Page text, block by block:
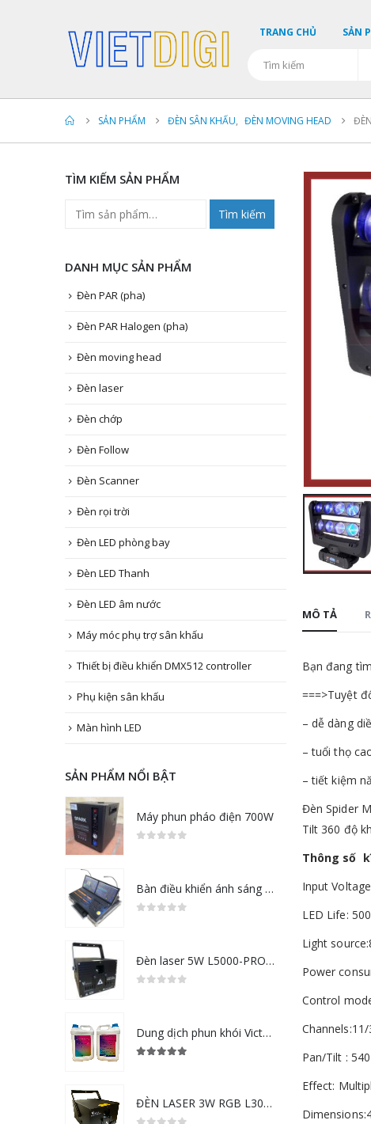
TRANG CHỦ SẢN
SẢN PHẨM ĐÈN SÂN KHẤU, ĐÈN MOVING HEAD
MÔ TẢ
Bạn đang
===>Tuyệt
– dễ dàng
– tuổi thọ
– tiết kiệm
Đèn Spider
Tilt 360 độ
Thông số
Input
LED Life:
Light
Power
Control
Channels:11/
Pan/Tilt :
Effect:
TÌM KIẾM SẢN PHẨM
Tìm kiếm
DANH MỤC SẢN PHẨM
Đèn PAR (pha)
Đèn PAR Halogen (pha)
Đèn moving head
Đèn laser
Đèn chớp
Đèn Follow
Đèn Scanner
Đèn rọi trời
Đèn LED phòng bay
Đèn LED Thanh
Đèn LED âm nước
Máy móc phụ trợ sân khấu
Thiết bị điều khiển DMX512 controller
Phụ kiện sân khấu
Màn hình LED
SẢN PHẨM NỔI BẬT
Máy phun pháo điện 700W
Bàn điều khiển ánh sáng Grand MA2
Đèn laser 5W L5000-PRO RGB
Dung dịch phun khói Victory
ĐÈN LASER 3W RGB L3000-SD